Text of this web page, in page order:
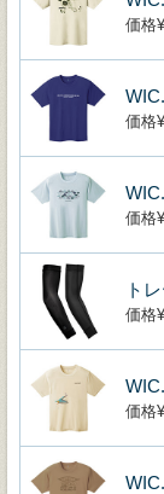
価格
価格
価格
ト
価格
価格